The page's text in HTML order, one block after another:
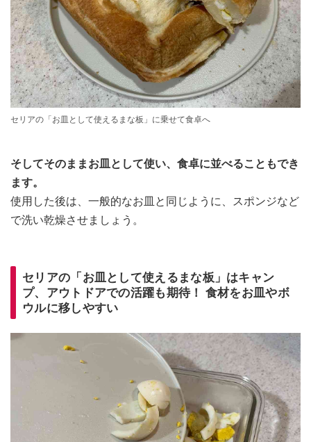
セリアの「お皿として使えるまな板」に乗せて食卓へ
そしてそのままお皿として使い、食卓に並べることもでき
ます。
使用した後は、一般的なお皿と同じように、スポンジなど
で洗い乾燥させましょう。
セリアの「お皿として使えるまな板」はキャン
プ、アウトドアでの活躍も期待！ 食材をお皿やボ
ウルに移しやすい